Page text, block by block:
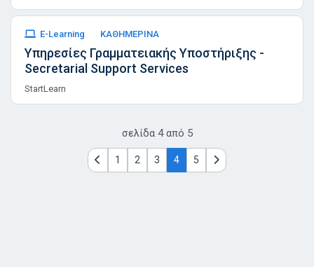
E-Learning ΚΑΘΗΜΕΡΙΝΑ
Υπηρεσίες Γραμματειακής Υποστήριξης -
Secretarial Support Services
StartLearn
σελίδα 4 από 5
1 2 3 4 5